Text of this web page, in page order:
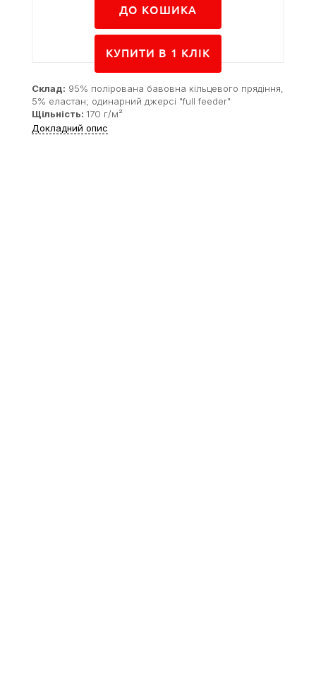
ДО КОШИКА
КУПИТИ В 1 КЛIК
Склад: 95% полірована бавовна кільцевого прядіння,
5% еластан; одинарний джерсі "full feeder"
Щільність: 170 г/м²
Докладний опис